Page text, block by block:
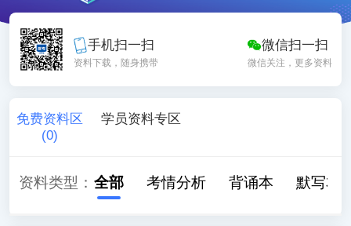
手机扫一扫
资料下载，随身携带
微信扫一扫
微信关注，更多资料
免费资料区
(0)
学员资料专区
资料类型： 全部 考情分析 背诵本 默写本